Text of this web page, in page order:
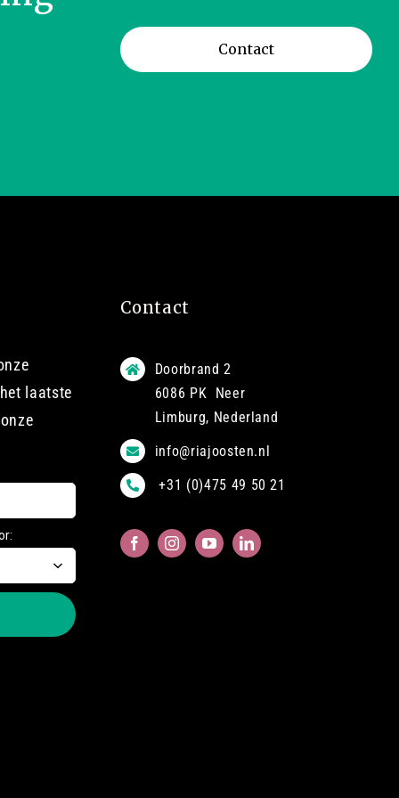
Contact
laatste
Contact
Doorbrand 2
6086 PK Neer
Limburg, Nederland
info@riajoosten.nl
+31 (0)475 49 50 21